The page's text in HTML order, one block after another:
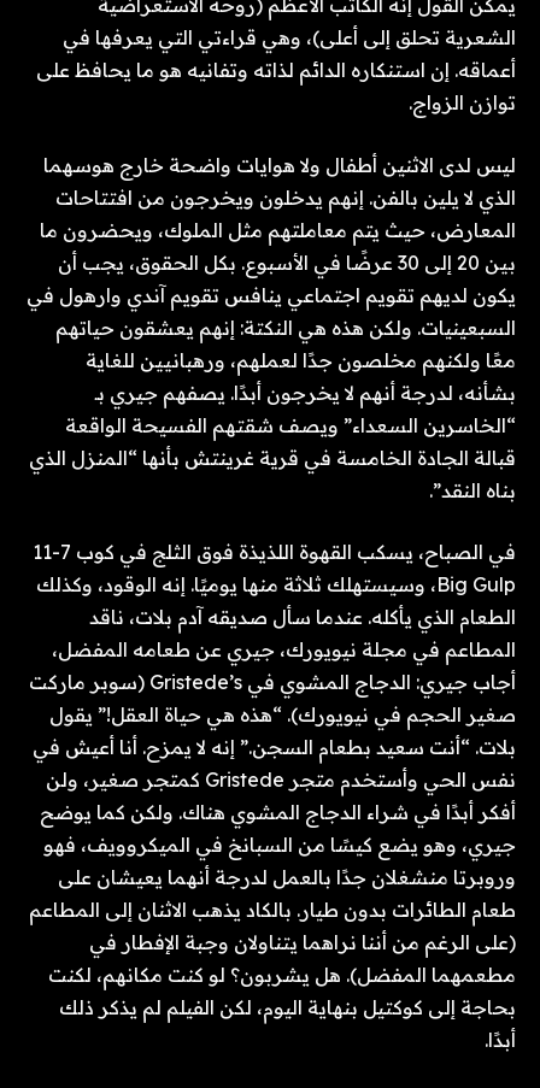
يمكن القول إنه الكاتب الأعظم (روحه الاستعراضية
الشعرية تحلق إلى أعلى)، وهي قراءتي التي يعرفها في
أعماقه. إن استنكاره الدائم لذاته وتفانيه هو ما يحافظ على
توازن الزواج.
ليس لدى الاثنين أطفال ولا هوايات واضحة خارج هوسهما
الذي لا يلين بالفن. إنهم يدخلون ويخرجون من افتتاحات
المعارض، حيث يتم معاملتهم مثل الملوك، ويحضرون ما
بين 20 إلى 30 عرضًا في الأسبوع. بكل الحقوق، يجب أن
يكون لديهم تقويم اجتماعي ينافس تقويم آندي وارهول في
السبعينيات. ولكن هذه هي النكتة: إنهم يعشقون حياتهم
معًا ولكنهم مخلصون جدًا لعملهم، ورهبانيين للغاية
بشأنه، لدرجة أنهم لا يخرجون أبدًا. يصفهم جيري بـ
“الخاسرين السعداء” ويصف شقتهم الفسيحة الواقعة
قبالة الجادة الخامسة في قرية غرينتش بأنها “المنزل الذي
بناه النقد”.
في الصباح، يسكب القهوة اللذيذة فوق الثلج في كوب 7-11
Big Gulp، وسيستهلك ثلاثة منها يوميًا. إنه الوقود، وكذلك
الطعام الذي يأكله. عندما سأل صديقه آدم بلات، ناقد
المطاعم في مجلة نيويورك، جيري عن طعامه المفضل،
أجاب جيري: الدجاج المشوي في Gristede’s (سوبر ماركت
صغير الحجم في نيويورك). “هذه هي حياة العقل!” يقول
بلات. “أنت سعيد بطعام السجن.” إنه لا يمزح. أنا أعيش في
نفس الحي وأستخدم متجر Gristede كمتجر صغير، ولن
أفكر أبدًا في شراء الدجاج المشوي هناك. ولكن كما يوضح
جيري، وهو يضع كيسًا من السبانخ في الميكروويف، فهو
وروبرتا منشغلان جدًا بالعمل لدرجة أنهما يعيشان على
طعام الطائرات بدون طيار. بالكاد يذهب الاثنان إلى المطاعم
(على الرغم من أننا نراهما يتناولان وجبة الإفطار في
مطعمهما المفضل). هل يشربون؟ لو كنت مكانهم، لكنت
بحاجة إلى كوكتيل بنهاية اليوم، لكن الفيلم لم يذكر ذلك
أبدًا.